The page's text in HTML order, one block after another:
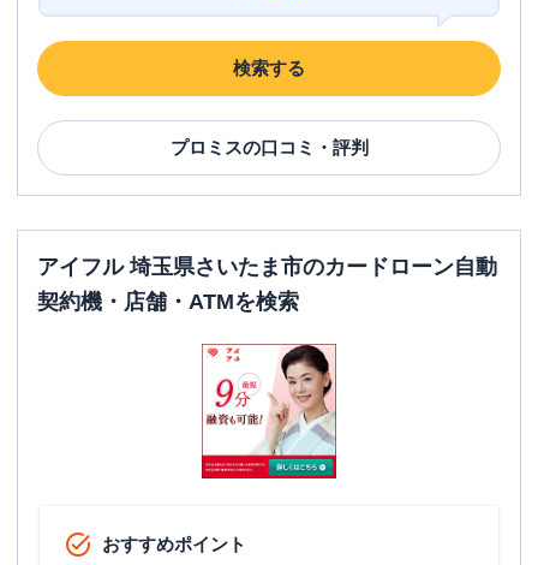
検索する
プロミスの口コミ・評判
アイフル 埼玉県さいたま市のカードローン自動
契約機・店舗・ATMを検索
おすすめポイント